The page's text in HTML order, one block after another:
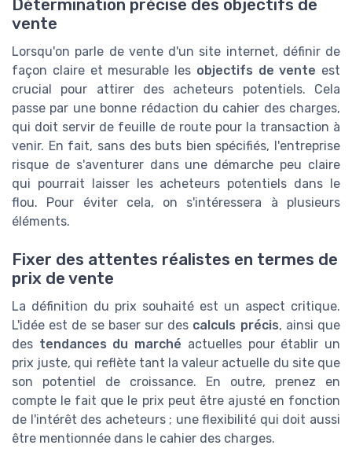
Détermination précise des objectifs de
vente
Lorsqu'on parle de vente d'un site internet, définir de
façon claire et mesurable les objectifs de vente est
crucial pour attirer des acheteurs potentiels. Cela
passe par une bonne rédaction du cahier des charges,
qui doit servir de feuille de route pour la transaction à
venir. En fait, sans des buts bien spécifiés, l'entreprise
risque de s'aventurer dans une démarche peu claire
qui pourrait laisser les acheteurs potentiels dans le
flou. Pour éviter cela, on s'intéressera à plusieurs
éléments.
Fixer des attentes réalistes en termes de
prix de vente
La définition du prix souhaité est un aspect critique.
L'idée est de se baser sur des calculs précis, ainsi que
des tendances du marché actuelles pour établir un
prix juste, qui reflète tant la valeur actuelle du site que
son potentiel de croissance. En outre, prenez en
compte le fait que le prix peut être ajusté en fonction
de l'intérêt des acheteurs ; une flexibilité qui doit aussi
être mentionnée dans le cahier des charges.